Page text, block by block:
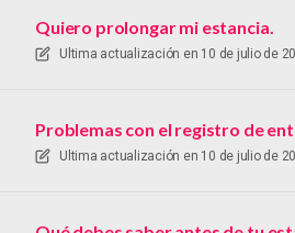
Quiero prolongar mi estancia.
Ultima actualización en 10 de julio de
Problemas con el registro de
Ultima actualización en 10 de julio de